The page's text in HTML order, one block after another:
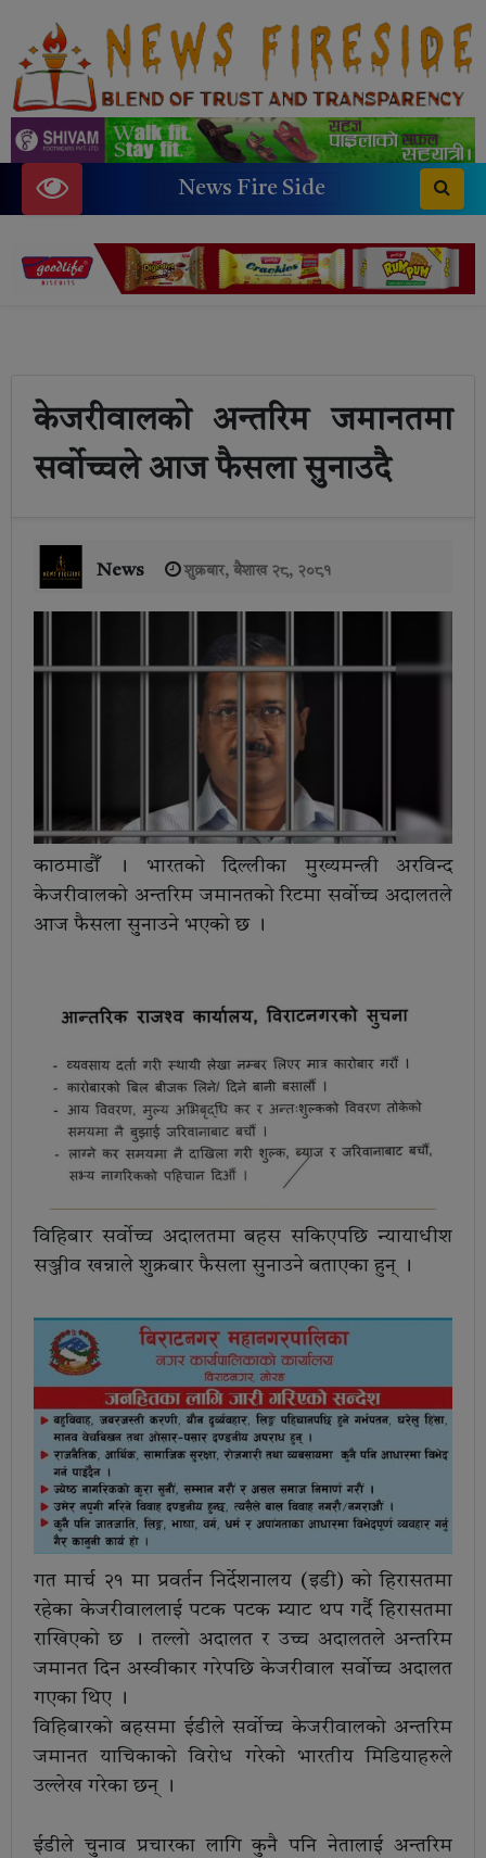
News Fire Side
केजरीवालको अन्तरिम जमानतमा
सर्वोच्चले आज फैसला सुनाउदै
News शुक्रबार, बैशाख २८, २०८१
काठमाडौँ । भारतको दिल्लीका मुख्यमन्त्री अरविन्द
केजरीवालको अन्तरिम जमानतको रिटमा सर्वोच्च अदालतले
आज फैसला सुनाउने भएको छ ।
विहिबार सर्वोच्च अदालतमा बहस सकिएपछि न्यायाधीश
सञ्जीव खन्नाले शुक्रबार फैसला सुनाउने बताएका हुन् ।
गत मार्च २१ मा प्रवर्तन निर्देशनालय (इडी) को हिरासतमा
रहेका केजरीवाललाई पटक पटक म्याट थप गर्दै हिरासतमा
राखिएको छ । तल्लो अदालत र उच्च अदालतले अन्तरिम
जमानत दिन अस्वीकार गरेपछि केजरीवाल सर्वोच्च अदालत
गएका थिए ।
विहिबारको बहसमा ईडीले सर्वोच्च केजरीवालको अन्तरिम
जमानत याचिकाको विरोध गरेको भारतीय मिडियाहरुले
उल्लेख गरेका छन् ।
ईडीले चुनाव प्रचारका लागि कुनै पनि नेतालाई अन्तरिम